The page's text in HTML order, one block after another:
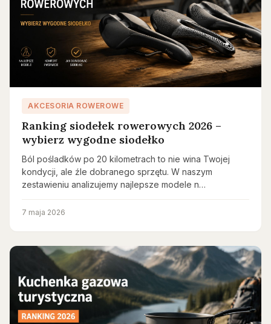
AKCESORIA ROWEROWE
Ranking siodełek rowerowych 2026 –
wybierz wygodne siodełko
Ból pośladków po 20 kilometrach to nie wina Twojej
kondycji, ale źle dobranego sprzętu. W naszym
zestawieniu analizujemy najlepsze modele n…
7 maja 2026